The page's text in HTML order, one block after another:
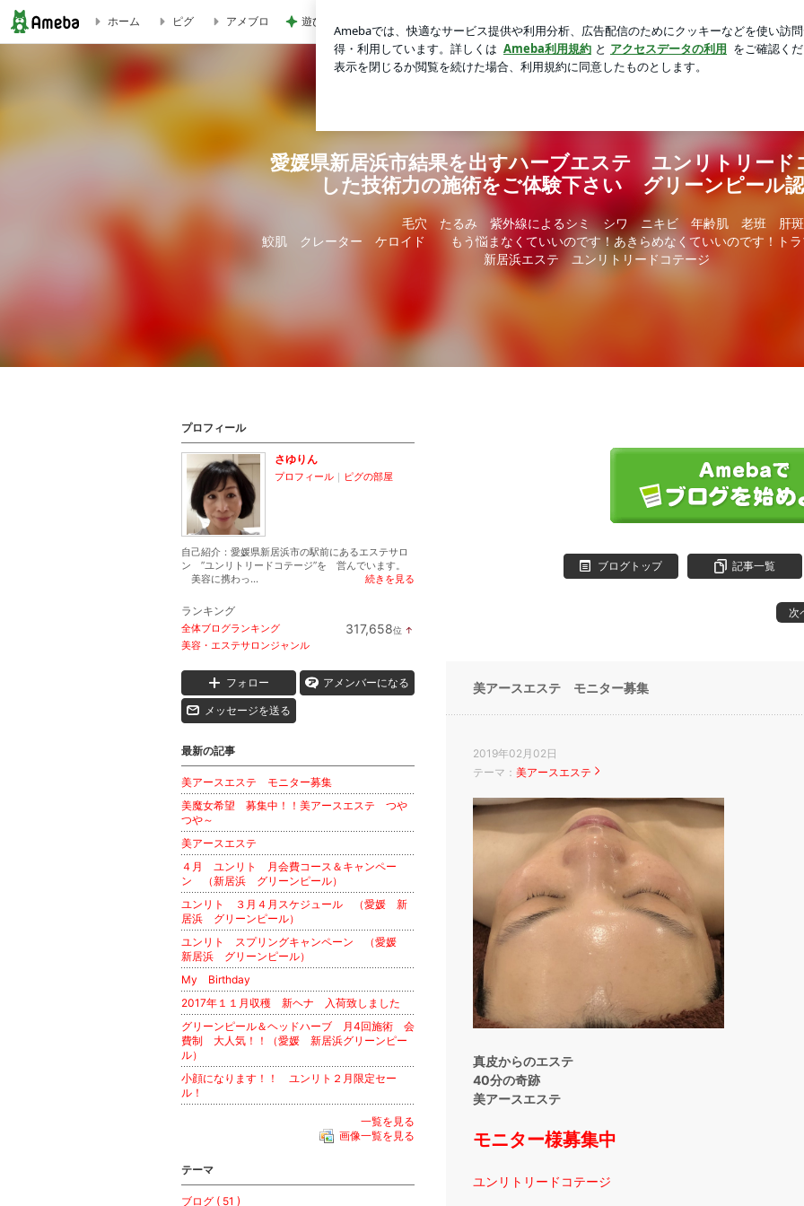
愛媛県新居浜市結果を出すハーブエステ ユンリトリードコテージ 卓越した技術力の施術をご体験下さい グリーンピー
ホーム ピグ アメブロ 遊び心がある大人も楽しめるピアス
愛媛県新居浜市結果を出すハーブエステ ユンリトリー
した技術力の施術をご体験下さい グリーンピール
毛穴 たるみ 紫外線によるシミ シワ ニキビ 年齢肌 老班 肝斑
鮫肌 クレーター ケロイド もう悩まなくていいのです！あきらめなくていいのです！トラ
新居浜エステ ユンリトリードコテージ
ブログトップ 記事一覧
次
美アースエステ モニター募集
2019年02月02日
テーマ： 美アースエステ
真皮からのエステ
40分の奇跡
美アースエステ
モニター様募集中
ユンリトリードコテージ
プロフィール
さゆりん
プロフィール ｜ ピグの部屋
自己紹介：愛媛県新居浜市の駅前にあるエステサロ
ン ”ユンリトリードコテージ”を 営んでいます。
美容に携わっ...
続きを見る
ランキング
全体ブログランキング 317,658位 ↑
ン
美容・エステサロンジャンル
フォロー アメンバーになる
メッセージを送る
最新の記事
美アースエステ モニター募集
美魔女希望 募集中！！美アースエステ つや
つや～
美アースエステ
４月 ユンリト 月会費コース＆キャンペー
ン （新居浜 グリーンピール）
ユンリト ３月４月スケジュール （愛媛 新
居浜 グリーンピール）
ユンリト スプリングキャンペーン （愛媛
新居浜 グリーンピール）
My Birthday
2017年１１月収穫 新ヘナ 入荷致しました
グリーンピール＆ヘッドハーブ 月4回施術 会
費制 大人気！！（愛媛 新居浜グリーンピー
ル）
小顔になります！！ ユンリト２月限定セー
ル！
一覧を見る
画像一覧を見る
テーマ
ブログ ( 51 )